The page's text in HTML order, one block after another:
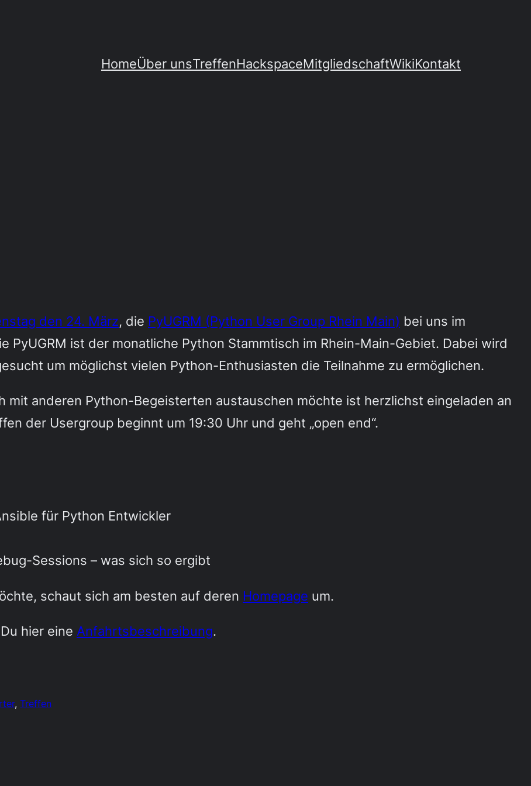
HomeÜber unsTreffenHackspaceMitgliedschaftWikiKontakt
den 24. März, die PyUGRM (Python User Group Rhein Main) bei uns im
PyUGRM ist der monatliche Python Stammtisch im Rhein-Main-Gebiet. Dabei wird
um möglichst vielen Python-Enthusiasten die Teilnahme zu ermöglichen.
mit anderen Python-Begeisterten austauschen möchte ist herzlichst eingeladen an
der Usergroup beginnt um 19:30 Uhr und geht „open end“.
für Python Entwickler
Sessions – was sich so ergibt
schaut sich am besten auf deren Homepage um.
hier eine Anfahrtsbeschreibung.
, Treffen